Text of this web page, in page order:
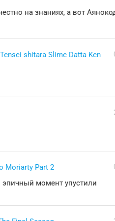
на знаниях, а вот
shitara Slime Datta Ken
Moriarty Part 2
эпичный момент упустили